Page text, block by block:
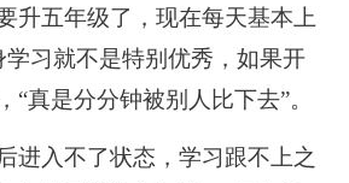
升五年级了，现在每天基本上
学习就不是特别优秀，如果开
“真是分分钟被别人比下去”。
入不了状态，学习跟不上之